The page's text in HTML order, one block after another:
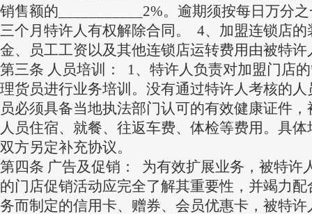
销售额的___________2%。逾期须按每日万分
三个月特许人有权解除合同。 4、加盟连锁店
金、员工工资以及其他连锁店运转费用由被特
第三条 人员培训： 1、特许人负责对加盟门店
理货员进行业务培训。没有通过特许人考核的
员必须具备当地执法部门认可的有效健康证件
人员住宿、就餐、往返车费、体检等费用。具
双方另定补充协议。
第四条 广告及促销： 为有效扩展业务，被特许
的门店促销活动应完全了解其重要性，并竭力
务而制定的信用卡、赠券、会员优惠卡，被特